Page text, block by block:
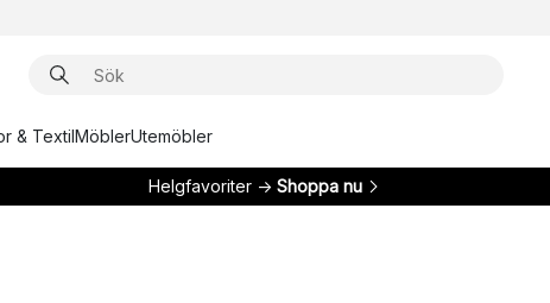
& TextilMöblerUtemöbler
Helgfavoriter → Shoppa nu